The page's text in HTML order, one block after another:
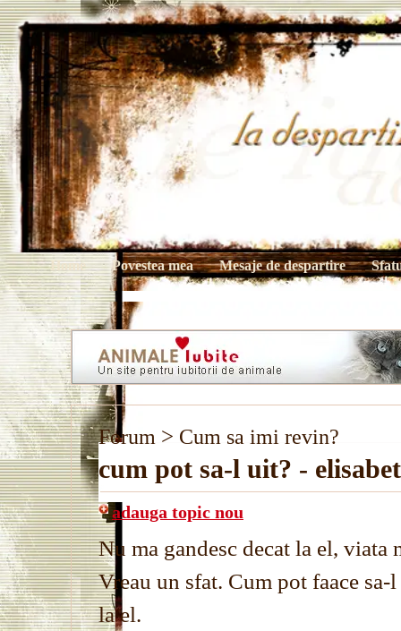
Home Povestea mea Mesaje de despartire
Forum > Cum sa imi revin?
cum pot sa-l uit? -
adauga topic nou
Nu ma gandesc decat la el, viata
Vreau un sfat. Cum pot faace
la el.